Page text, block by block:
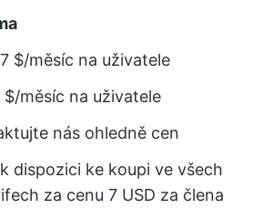
7 $/měsíc na uživatele
$/měsíc na uživatele
nás ohledně cen
dispozici ke koupi ve všech
za cenu 7 USD za člena